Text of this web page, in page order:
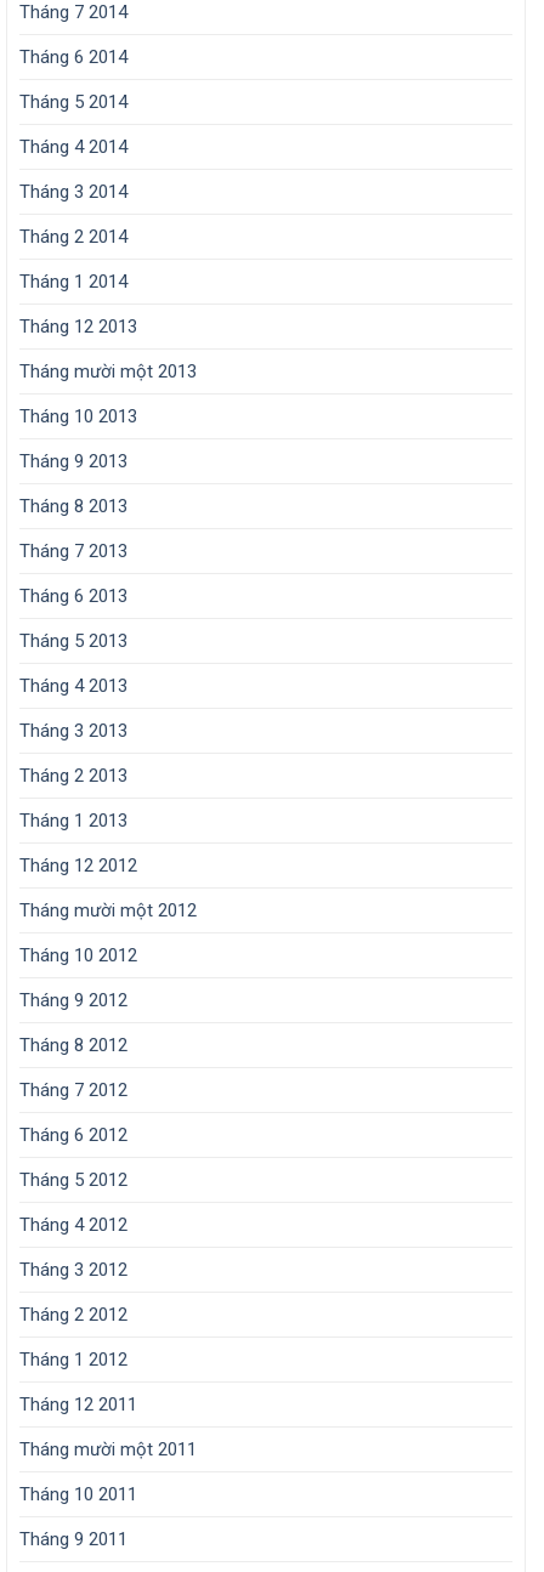
Tháng 7 2014
Tháng 6 2014
Tháng 5 2014
Tháng 4 2014
Tháng 3 2014
Tháng 2 2014
Tháng 1 2014
Tháng 12 2013
Tháng mười một 2013
Tháng 10 2013
Tháng 9 2013
Tháng 8 2013
Tháng 7 2013
Tháng 6 2013
Tháng 5 2013
Tháng 4 2013
Tháng 3 2013
Tháng 2 2013
Tháng 1 2013
Tháng 12 2012
Tháng mười một 2012
Tháng 10 2012
Tháng 9 2012
Tháng 8 2012
Tháng 7 2012
Tháng 6 2012
Tháng 5 2012
Tháng 4 2012
Tháng 3 2012
Tháng 2 2012
Tháng 1 2012
Tháng 12 2011
Tháng mười một 2011
Tháng 10 2011
Tháng 9 2011